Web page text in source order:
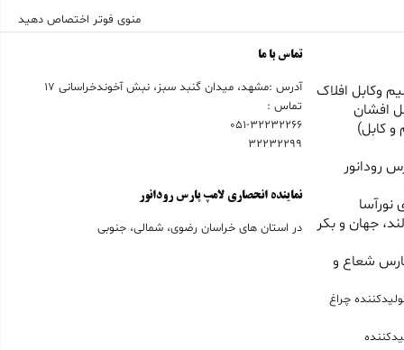
منوی فوتر اختصاص دهید
وکابل افلاک
افشان
و کابل)
رودانور
نورآسا
جهان و بکر
شعاع و
چراغ
تماس با ما
آدرس :مشهد، میدان گنبد سبز، نبش آخوندخراسانی 17
تماس :
051-32232266
32232299
نماینده انحصاری لامپ پارس رودانور
در استان های خراسان رضوی، شمالی، جنوبی